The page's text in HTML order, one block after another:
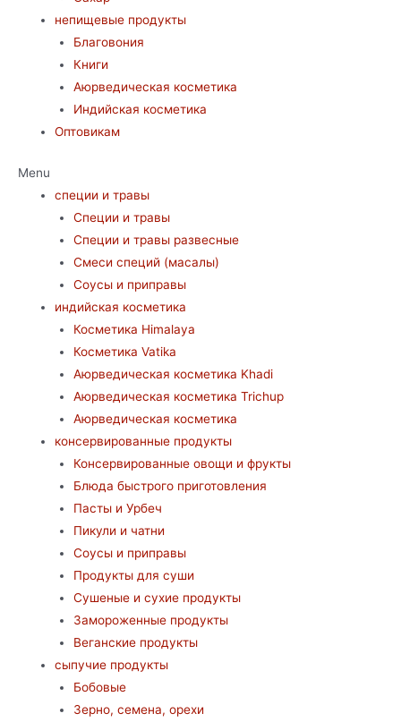
непищевые продукты
Благовония
Книги
Аюрведическая косметика
Индийская косметика
Оптовикам
Menu
специи и травы
Специи и травы
Специи и травы развесные
Смеси специй (масалы)
Соусы и приправы
индийская косметика
Косметика Himalaya
Косметика Vatika
Аюрведическая коcметика Khadi
Аюрведическая коcметика Trichup
Аюрведическая косметика
консервированные продукты
Консервированные овощи и фрукты
Блюда быстрого приготовления
Пасты и Урбеч
Пикули и чатни
Соусы и приправы
Продукты для суши
Сушеные и сухие продукты
Замороженные продукты
Веганские продукты
сыпучие продукты
Бобовые
Зерно, семена, орехи